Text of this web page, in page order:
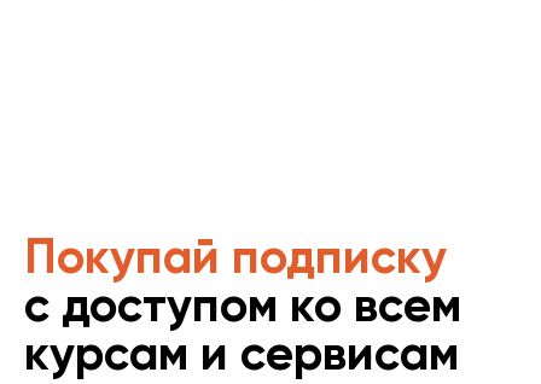
Покупай подписку
с доступом ко всем
курсам и сервисам